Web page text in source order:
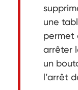
une
permet
arrêter
un
l’arrêt